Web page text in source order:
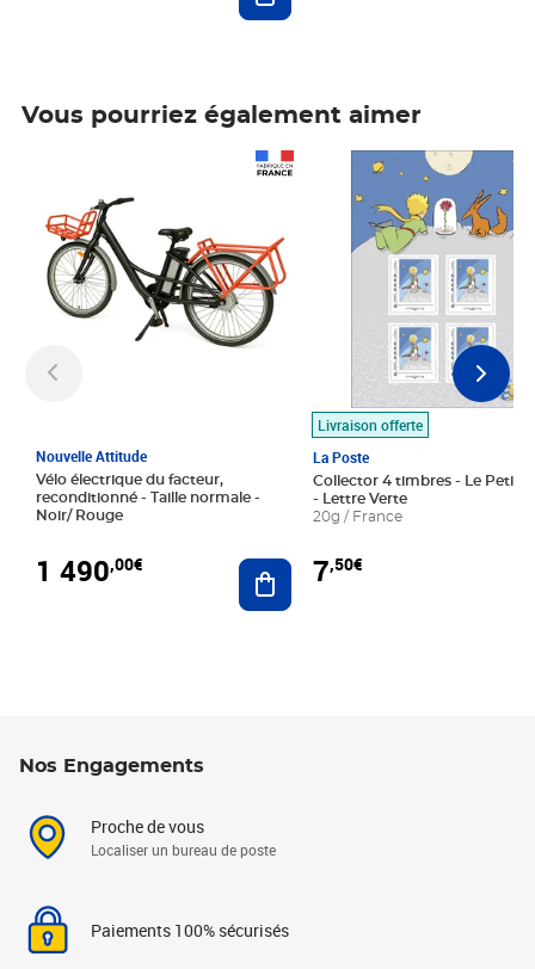
Vous pourriez également aimer
Nouvelle Attitude
Vélo électrique du facteur,
reconditionné - Taille normale -
Noir/ Rouge
1 490,00€ Ajouter au panier
Livraison offerte
La Poste
Collector 4 timbres - Le Petit
- Lettre Verte
20g / France
7,50€
Prix 7,50€
Nos Engagements
Proche de vous
Localiser un bureau de poste
Paiements 100% sécurisés